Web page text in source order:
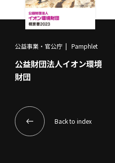
公益事業・官公庁 Pamphlet
公益財団法人イオン環境
財団
Back to index